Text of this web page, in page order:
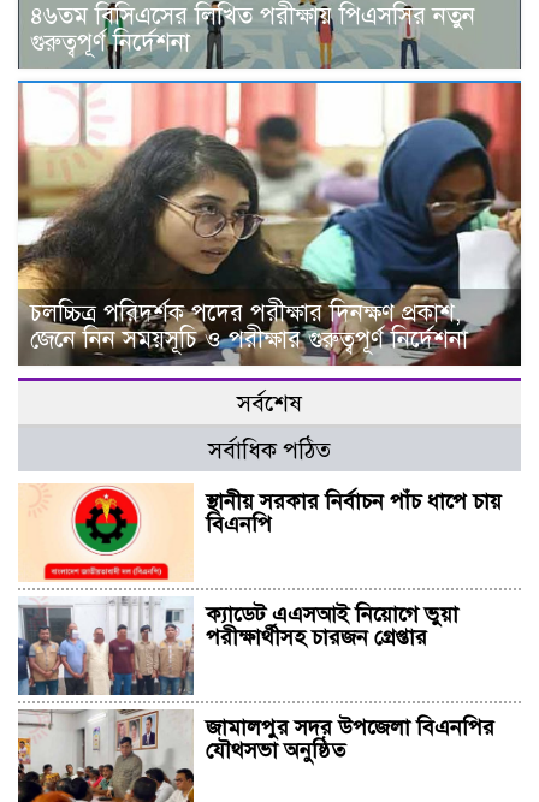
৪৬তম বিসিএসের লিখিত পরীক্ষায় পিএসসির নতুন
গুরুত্বপূর্ণ নির্দেশনা
চলচ্চিত্র পরিদর্শক পদের পরীক্ষার দিনক্ষণ প্রকাশ,
জেনে নিন সময়সূচি ও পরীক্ষার গুরুত্বপূর্ণ নির্দেশনা
সর্বশেষ
সর্বাধিক পঠিত
স্থানীয় সরকার নির্বাচন পাঁচ ধাপে চায়
বিএনপি
ক্যাডেট এএসআই নিয়োগে ভুয়া
পরীক্ষার্থীসহ চারজন গ্রেপ্তার
জামালপুর সদর উপজেলা বিএনপির
যৌথসভা অনুষ্ঠিত